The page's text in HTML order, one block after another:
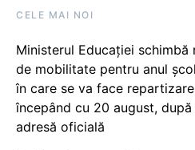
CELE MAI NOI
Ministerul Educației schimbă
de mobilitate pentru anul
în care se va face
începând cu 20 august,
adresă oficială